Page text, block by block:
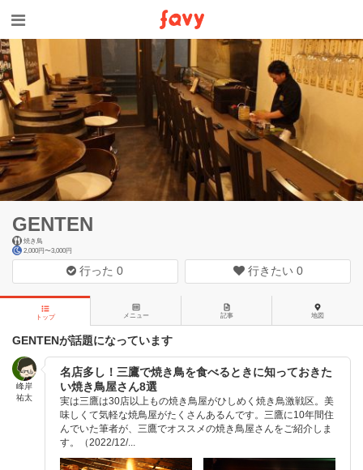
GENTEN
焼き鳥
2,000円〜3,000円
行った0 行きたい 0
トップ メニュー 記事 地図
GENTENが話題になっています
峰岸
祐太
名店多し！三鷹で焼き鳥を食べるときに知っておきた
い焼き鳥屋さん8選
実は三鷹は30店以上もの焼き鳥屋がひしめく焼き鳥激戦区。美
味しくて気軽な焼鳥屋がたくさんあるんです。三鷹に10年間住
んでいた筆者が、三鷹でオススメの焼き鳥屋さんをご紹介しま
す。（2022/12/...